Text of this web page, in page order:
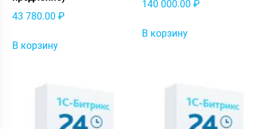
43 780.00 ₽
В корзину
140 000.00₽
В корзину